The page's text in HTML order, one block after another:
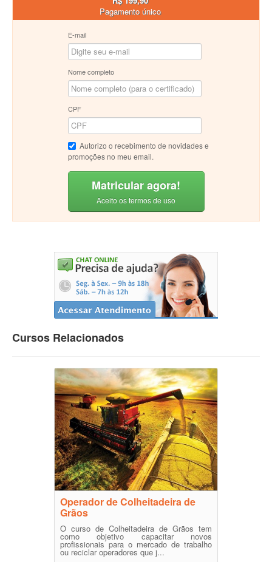
Pagamento único
E-mail
Nome completo
CPF
Autorizo o recebimento de novidades e
promoções no meu email.
Matricular agora!
Aceito os termos de uso
Cursos Relacionados
Operador de Colheitadeira de
Grãos
O curso de Colheitadeira de Grãos tem
como objetivo capacitar novos
profissionais para o mercado de trabalho
ou reciclar operadores que j...